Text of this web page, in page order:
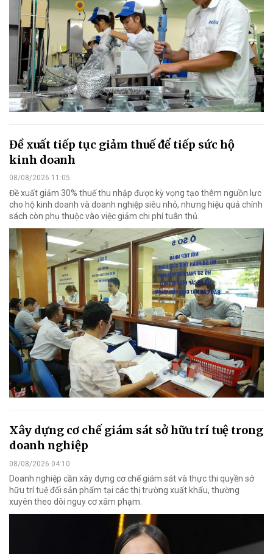
Đề xuất tiếp tục giảm thuế để tiếp sức hộ
kinh doanh
08/08/2026 11:05
Đề xuất giảm 30% thuế thu nhập được kỳ vọng tạo thêm nguồn lực
cho hộ kinh doanh và doanh nghiệp siêu nhỏ, nhưng hiệu quả chính
sách còn phụ thuộc vào việc giảm chi phí tuân thủ.
Xây dựng cơ chế giám sát sở hữu trí tuệ trong
doanh nghiệp
08/08/2026 04:10
Doanh nghiệp cần xây dựng cơ chế giám sát và thực thi quyền sở
hữu trí tuệ đối sản phẩm tại các thị trường xuất khẩu, thường
xuyên theo dõi nguy cơ xâm phạm.